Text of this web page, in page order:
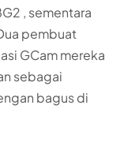
, sementara
pembuat
GCam mereka
sebagai
bagus di